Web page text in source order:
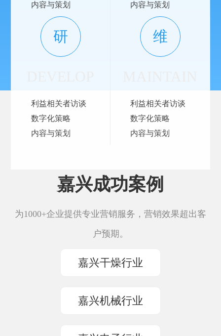
内容与策划
内容与策划
研
利益相关者访谈
数字化策略
内容与策划
维
利益相关者访谈
数字化策略
内容与策划
嘉兴成功案例
为1000+企业提供专业营销服务，营销效果超出客
户预期。
嘉兴干燥行业
嘉兴机械行业